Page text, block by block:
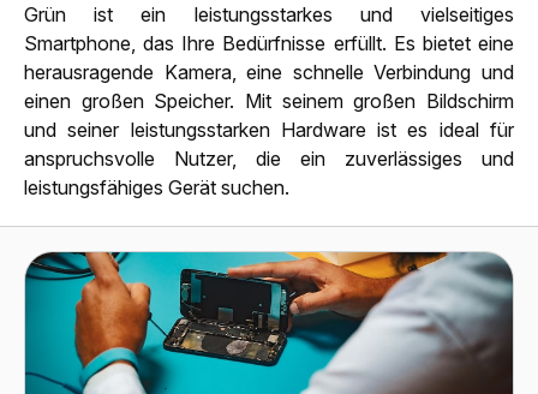
Grün ist ein leistungsstarkes und vielseitiges
Smartphone, das Ihre Bedürfnisse erfüllt. Es bietet eine
herausragende Kamera, eine schnelle Verbindung und
einen großen Speicher. Mit seinem großen Bildschirm
und seiner leistungsstarken Hardware ist es ideal für
anspruchsvolle Nutzer, die ein zuverlässiges und
leistungsfähiges Gerät suchen.